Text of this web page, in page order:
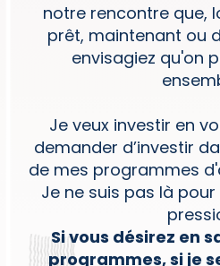
notre rencontre que,
prêt, maintenant ou
envisagiez qu'on
Je veux investir en
demander d’investir
de mes programmes
Je ne suis pas là
Si vous désirez en
programmes, si je